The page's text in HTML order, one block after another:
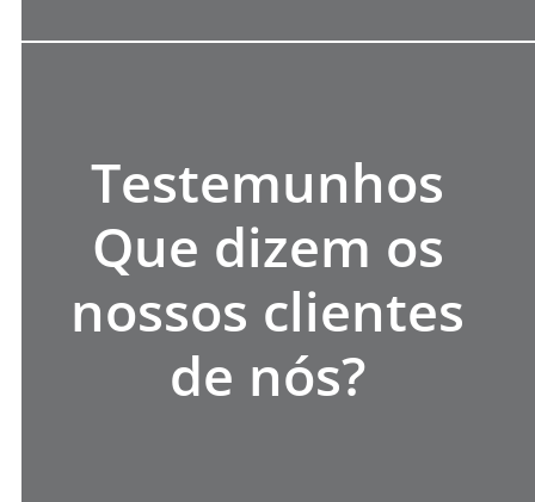
Testemunhos
Que dizem os
nossos clientes
de nós?